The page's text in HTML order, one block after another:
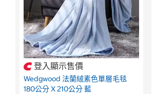
登入顯示售價
Wedgwood 法蘭絨素色單層毛毯
180公分 X 210公分 藍